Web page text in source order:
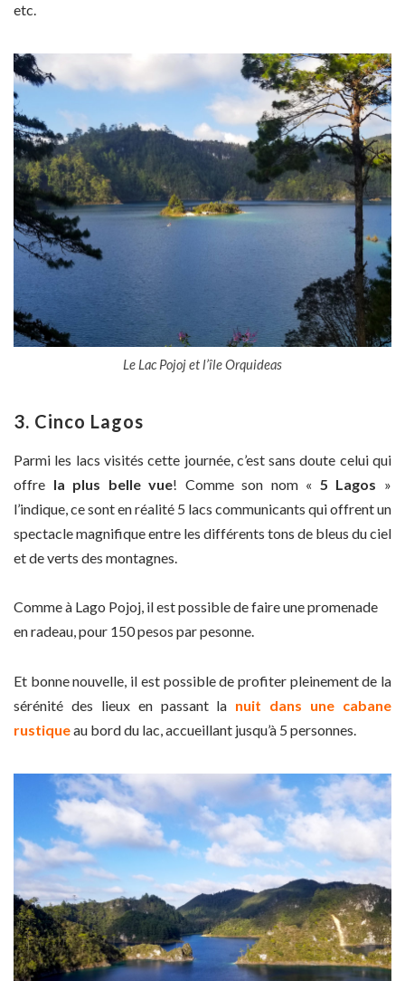
etc.
Le Lac Pojoj et l’île Orquideas
3. Cinco Lagos
Parmi les lacs visités cette journée, c’est sans doute celui qui
offre la plus belle vue! Comme son nom « 5 Lagos »
l’indique, ce sont en réalité 5 lacs communicants qui offrent un
spectacle magnifique entre les différents tons de bleus du ciel
et de verts des montagnes.
Comme à Lago Pojoj, il est possible de faire une promenade
en radeau, pour 150 pesos par pesonne.
Et bonne nouvelle, il est possible de profiter pleinement de la
sérénité des lieux en passant la nuit dans une cabane
rustiqueau bord du lac, accueillant jusqu’à 5 personnes.